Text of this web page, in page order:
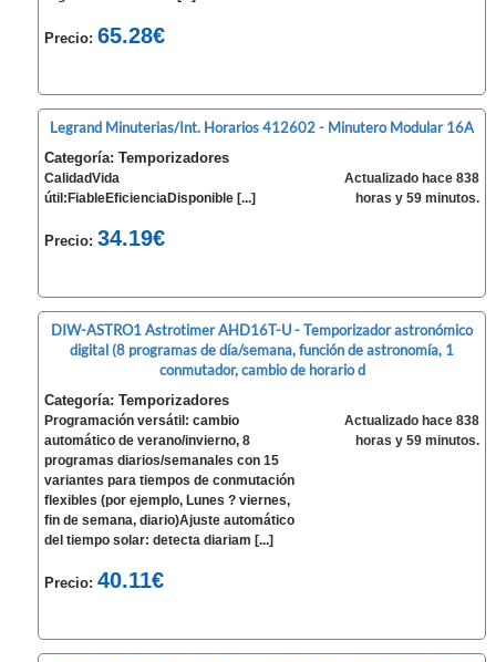
Precio:65.28€
Legrand Minuterias/Int. Horarios 412602 - Minutero Modular 16A
Categoría: Temporizadores
CalidadVida
útil:FiableEficienciaDisponible [...]
Precio:34.19€
Actualizado hace 838
horas y 59 minutos.
DIW-ASTRO1 Astrotimer AHD16T-U - Temporizador astronómico
digital (8 programas de día/semana, función de astronomía, 1
conmutador, cambio de horario d
Categoría: Temporizadores
Programación versátil: cambio
automático de verano/invierno, 8
programas diarios/semanales con 15
variantes para tiempos de conmutación
flexibles (por ejemplo, Lunes ? viernes,
fin de semana, diario)Ajuste automático
del tiempo solar: detecta diariam [...]
Precio:40.11€
Actualizado hace 838
horas y 59 minutos.